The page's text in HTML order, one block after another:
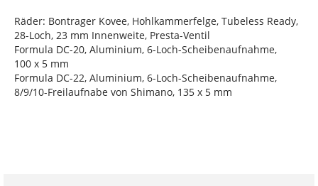
Räder: Bontrager Kovee, Hohlkammerfelge, Tubeless Ready,
28-Loch, 23 mm Innenweite, Presta-Ventil
Formula DC-20, Aluminium, 6-Loch-Scheibenaufnahme,
100 x 5 mm
Formula DC-22, Aluminium, 6-Loch-Scheibenaufnahme,
8/9/10-Freilaufnabe von Shimano, 135 x 5 mm